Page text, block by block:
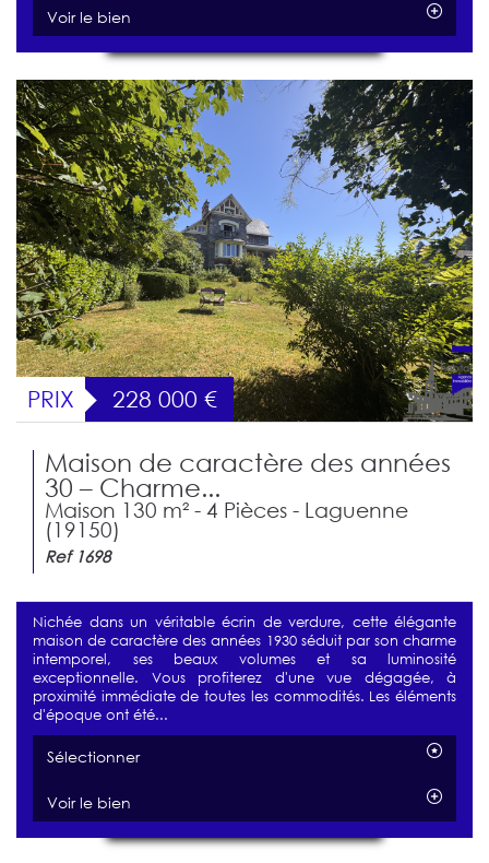
Voir le bien
PRIX 228 000 €
Maison de caractère des années
30 – Charme...
Maison 130 m² - 4 Pièces - Laguenne
(19150)
Ref 1698
Nichée dans un véritable écrin de verdure, cette élégante
maison de caractère des années 1930 séduit par son charme
intemporel, ses beaux volumes et sa luminosité
exceptionnelle. Vous profiterez d'une vue dégagée, à
proximité immédiate de toutes les commodités. Les éléments
d'époque ont été...
Sélectionner
Voir le bien